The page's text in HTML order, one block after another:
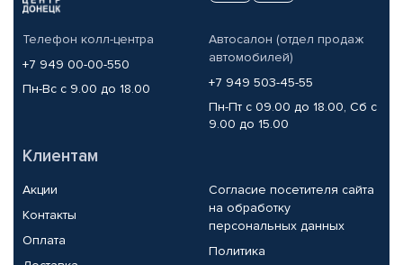
Телефон колл-центра
+7 949 00-00-550
Пн-Вс с 9.00 до 18.00
Автосалон (отдел продаж
автомобилей)
+7 949 503-45-55
Пн-Пт с 09.00 до 18.00, Сб с
9.00 до 15.00
Клиентам
Акции
Контакты
Оплата
Согласие посетителя сайта
на обработку
персональных данных
Политика